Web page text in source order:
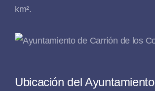
km².
Ubicación del Ayuntamiento